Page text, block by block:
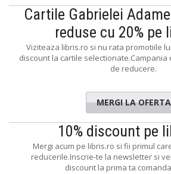
Cartile Gabrielei
reduse cu 20% pe
Viziteaza libris.ro si nu rata promotiile
discount la cartile
de reducere.
MERGI LA OFERTA
10% discount pe
Mergi acum pe libris.ro si fii primul
reducerile.Inscrie-te la newsletter si
discount la prima ta